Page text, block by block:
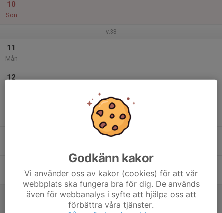
10
Sön
v.33
11
Mån
12
Godkänn kakor
Vi använder oss av kakor (cookies) för att vår
webbplats ska fungera bra för dig. De används
även för webbanalys i syfte att hjälpa oss att
förbättra våra tjänster.